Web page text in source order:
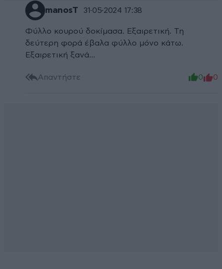
manosT 31·05·2024 17:38
Φύλλο κουρού δοκίμασα. Εξαιρετική. Τη
δεύτερη φορά έβαλα φύλλο μόνο κάτω.
Εξαιρετική ξανά...
Απαντήστε 0 0